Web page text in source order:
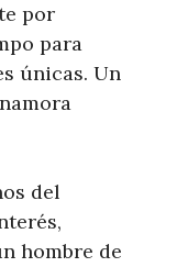
por
para
únicas. Un
del
hombre de